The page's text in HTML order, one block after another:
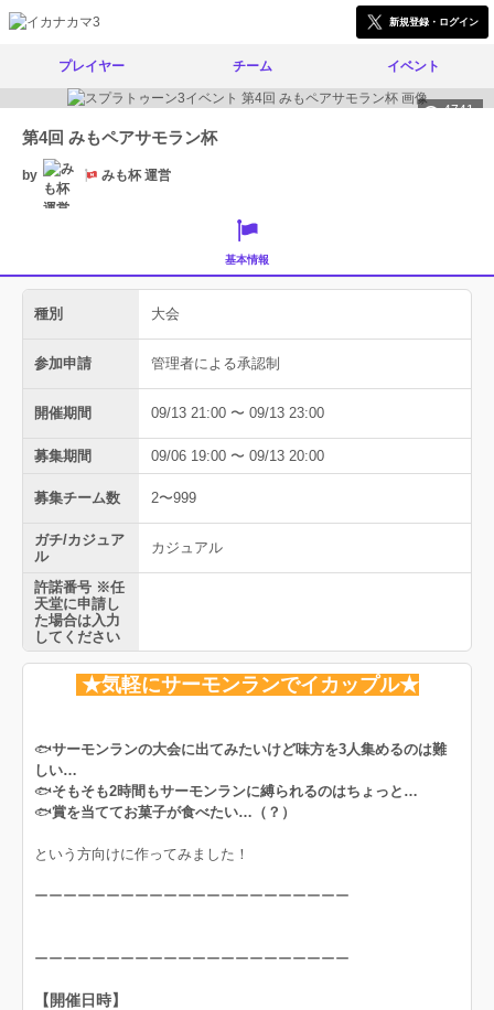
新規登録・ログイン
プレイヤー チーム イベント
4741
第4回 みもペアサモラン杯
by みも杯 運営
基本情報
種別 大会
参加申請 管理者による承認制
開催期間 09/13 21:00 〜 09/13 23:00
募集期間 09/06 19:00 〜 09/13 20:00
募集チーム数 2〜999
ガチ/カジュア
ル
カジュアル
許諾番号 ※任
天堂に申請し
た場合は入力
してください
★気軽にサーモンランでイカップル★
🐟サーモンランの大会に出てみたいけど味方を3人集めるのは難
しい…
🐟そもそも2時間もサーモンランに縛られるのはちょっと…
🐟賞を当ててお菓子が食べたい…（？）
という方向けに作ってみました！
ーーーーーーーーーーーーーーーーーーーーーー
ーーーーーーーーーーーーーーーーーーーーーー
【開催日時】